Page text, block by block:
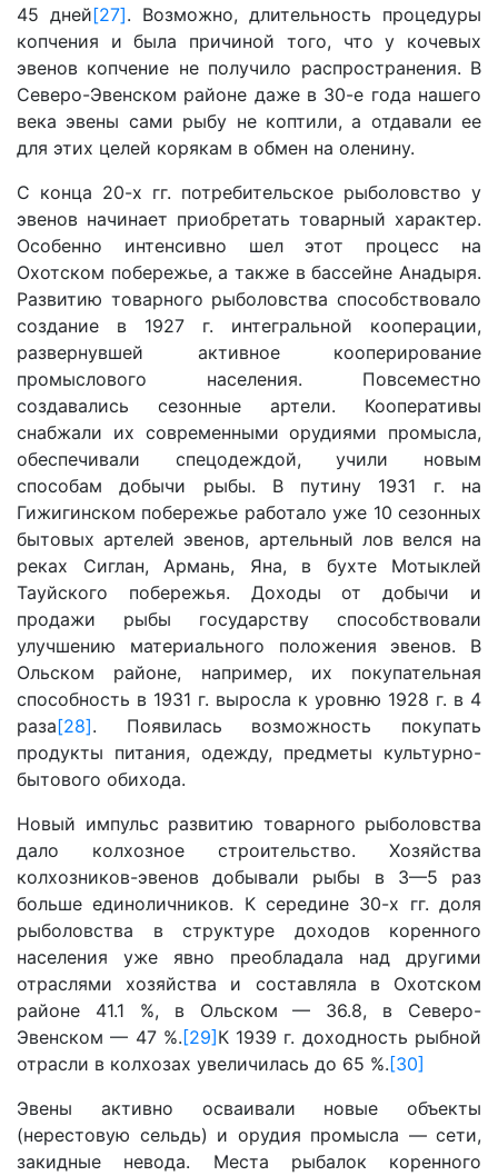
45 дней[27]. Возможно, длительность процедуры
копчения и была причиной того, что у кочевых
эвенов копчение не получило распространения. В
Северо-Эвенском районе даже в 30-е года нашего
века эвены сами рыбу не коптили, а отдавали ее
для этих целей корякам в обмен на оленину.
С конца 20-х гг. потребительское рыболовство у
эвенов начинает приобретать товарный характер.
Особенно интенсивно шел этот процесс на
Охотском побережье, а также в бассейне Анадыря.
Развитию товарного рыболовства способствовало
создание в 1927 г. интегральной кооперации,
развернувшей активное кооперирование
промыслового населения. Повсеместно
создавались сезонные артели. Кооперативы
снабжали их современными орудиями промысла,
обеспечивали спецодеждой, учили новым
способам добычи рыбы. В путину 1931 г. на
Гижигинском побережье работало уже 10 сезонных
бытовых артелей эвенов, артельный лов велся на
реках Сиглан, Армань, Яна, в бухте Мотыклей
Тауйского побережья. Доходы от добычи и
продажи рыбы государству способствовали
улучшению материального положения эвенов. В
Ольском районе, например, их покупательная
способность в 1931 г. выросла к уровню 1928 г. в 4
раза[28]. Появилась возможность покупать
продукты питания, одежду, предметы культурно-
бытового обихода.
Новый импульс развитию товарного рыболовства
дало колхозное строительство. Хозяйства
колхозников-эвенов добывали рыбы в 3—5 раз
больше единоличников. К середине 30-х гг. доля
рыболовства в структуре доходов коренного
населения уже явно преобладала над другими
отраслями хозяйства и составляла в Охотском
районе 41.1 %, в Ольском — 36.8, в Северо-
Эвенском — 47 %. [29] К 1939 г. доходность рыбной
отрасли в колхозах увеличилась до 65 %. [30]
Эвены активно осваивали новые объекты
(нерестовую сельдь) и орудия промысла — сети,
закидные невода. Места рыбалок коренного